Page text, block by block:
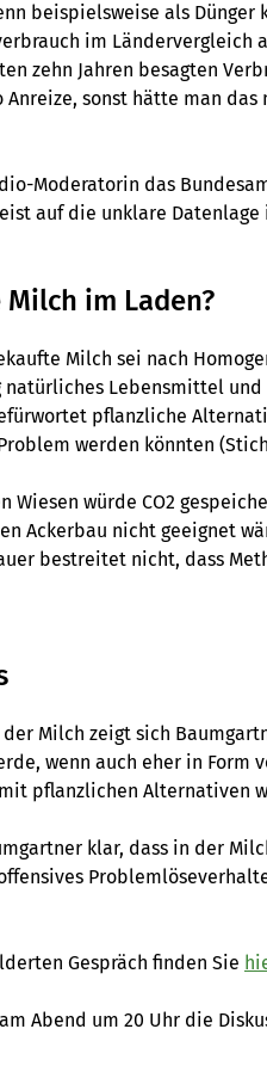
beispielsweise als Dünger
im Ländervergleich
zehn Jahren besagten
sonst hätte man das
Moderatorin das
auf die unklare
im Laden?
Milch sei nach
Lebensmittel und
pflanzliche
werden könnten
Wiesen würde CO2
Ackerbau nicht geeignet
bestreitet nicht, dass
Milch zeigt sich
wenn auch eher in Form
pflanzlichen Alternativen
klar, dass in der
Gespräch finden Sie
Abend um 20 Uhr die